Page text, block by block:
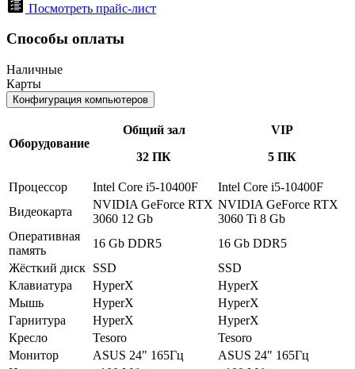
Посмотреть прайс-лист
Способы оплаты
Наличные
Карты
Конфигурация компьютеров
Оборудование
Общий зал
32 ПК
VIP
5 ПК
Процессор Intel Core i5-10400F
Intel Core i5-10400F
Видеокарта
NVIDIA GeForce RTX
3060 12 Gb
NVIDIA GeForce RTX
3060 Ti 8 Gb
Оперативная
память
16 Gb DDR5
16 Gb DDR5
Жёсткий диск SSD
SSD
Клавиатура
HyperX
HyperX
Мышь
HyperX
HyperX
Гарнитура
HyperX
HyperX
Кресло
Tesoro
Tesoro
Монитор
ASUS 24" 165Гц
ASUS 24" 165Гц